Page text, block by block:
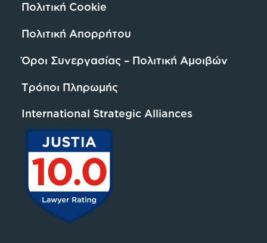
Πολιτική Cookie
Πολιτική Απορρήτου
Όροι Συνεργασίας – Πολιτική Αμοιβών
Τρόποι Πληρωμής
International Strategic Alliances